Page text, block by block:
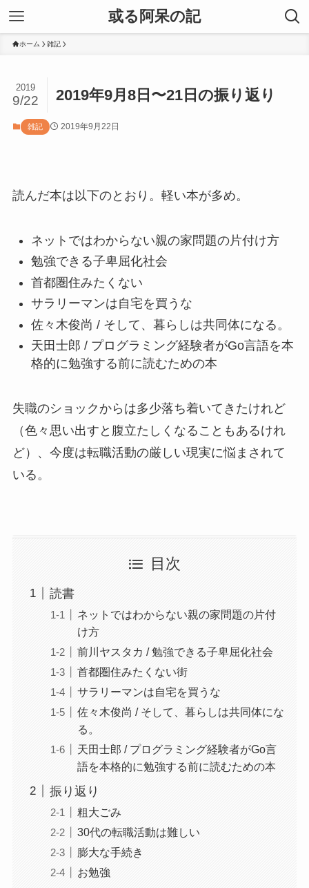
或る阿呆の記
ホーム 雑記
2019年9月8日〜21日の振り返り
2019
9/22
雑記 2019年9月22日
読んだ本は以下のとおり。軽い本が多め。
ネットではわからない親の家問題の片付け方
勉強できる子卑屈化社会
首都圏住みたくない
サラリーマンは自宅を買うな
佐々木俊尚 / そして、暮らしは共同体になる。
天田士郎 / プログラミング経験者がGo言語を本
格的に勉強する前に読むための本
失職のショックからは多少落ち着いてきたけれど
（色々思い出すと腹立たしくなることもあるけれ
ど）、今度は転職活動の厳しい現実に悩まされて
いる。
目次
読書
ネットではわからない親の家問題の片付
け方
前川ヤスタカ / 勉強できる子卑屈化社会
首都圏住みたくない街
サラリーマンは自宅を買うな
佐々木俊尚 / そして、暮らしは共同体にな
る。
天田士郎 / プログラミング経験者がGo言
語を本格的に勉強する前に読むための本
振り返り
粗大ごみ
30代の転職活動は難しい
膨大な手続き
お勉強